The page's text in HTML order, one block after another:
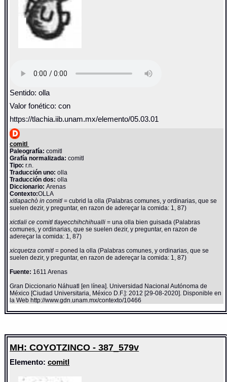
Sentido: olla
Valor fonético: con
https://tlachia.iib.unam.mx/elemento/05.03.01
comitl
Paleografía: comitl
Grafía normalizada: comitl
Tipo: r.n.
Traducción uno: olla
Traducción dos: olla
Diccionario:Arenas
Contexto:OLLA
xitlapachò in comitl= cubrid la olla (Palabras comunes, y ordinarias, que se
suelen dezir, y preguntar, en razon de adereçar la comida: 1, 87)
xictlali ce comitl tlayecchihchihualli= una olla bien guisada (Palabras
comunes, y ordinarias, que se suelen dezir, y preguntar, en razon de
adereçar la comida: 1, 87)
xicquetza comitl= poned la olla (Palabras comunes, y ordinarias, que se
suelen dezir, y preguntar, en razon de adereçar la comida: 1, 87)
Fuente: 1611 Arenas
Gran Diccionario Náhuatl [en línea]. Universidad Nacional Autónoma de
México [Ciudad Universitaria, México D.F.]: 2012 [29-08-2020]. Disponible en
la Web http://www.gdn.unam.mx/contexto/10466
MH: COYOTZINCO - 387_579v
Elemento:comitl